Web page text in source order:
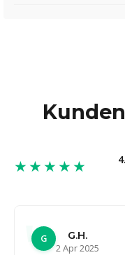
★★★★★
G
G.H.
2 Apr 2025